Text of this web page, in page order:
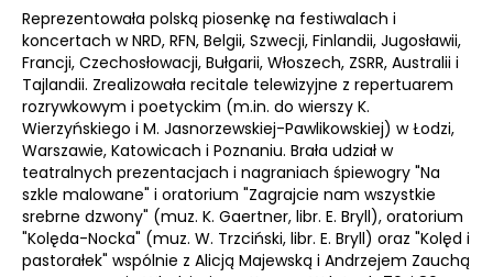
Reprezentowała polską piosenkę na festiwalach i
koncertach w NRD, RFN, Belgii, Szwecji, Finlandii, Jugosławii,
Francji, Czechosłowacji, Bułgarii, Włoszech, ZSRR, Australii i
Tajlandii. Zrealizowała recitale telewizyjne z repertuarem
rozrywkowym i poetyckim (m.in. do wierszy K.
Wierzyńskiego i M. Jasnorzewskiej-Pawlikowskiej) w Łodzi,
Warszawie, Katowicach i Poznaniu. Brała udział w
teatralnych prezentacjach i nagraniach śpiewogry "Na
szkle malowane" i oratorium "Zagrajcie nam wszystkie
srebrne dzwony" (muz. K. Gaertner, libr. E. Bryll), oratorium
"Kolęda-Nocka" (muz. W. Trzciński, libr. E. Bryll) oraz "Kolęd i
pastorałek" wspólnie z Alicją Majewską i Andrzejem Zauchą